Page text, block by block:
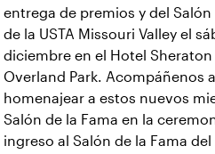
entrega de premios y del Salón
de la USTA Missouri Valley el
diciembre en el Hotel Sheraton
Overland Park. Acompáñenos a
homenajear a estos nuevos
Salón de la Fama en la
ingreso al Salón de la Fama del